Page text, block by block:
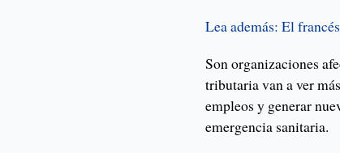
Lea además: El
Son organizaciones
tributaria van a ver
empleos y generar
emergencia sanitaria.